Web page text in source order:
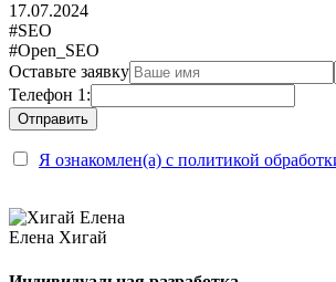
17.07.2024
#SEO
#Open_SEO
Оставьте заявку
Телефон 1:
Я ознакомлен(а) с политикой
Елена Хигай